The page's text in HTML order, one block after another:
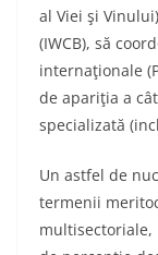
al Viei şi
(IWCB), să
internaţionale
de apariţia a
specializată
Un astfel de
termenii